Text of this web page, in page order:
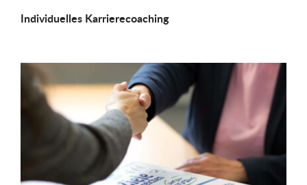
Individu­elles Karrierecoaching